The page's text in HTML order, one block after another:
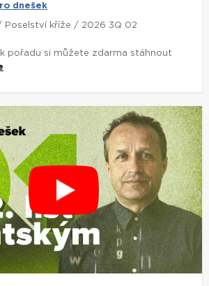
dnešek
Poselství kříže / 2026 3Q 02
pořadu si můžete zdarma stáhnout